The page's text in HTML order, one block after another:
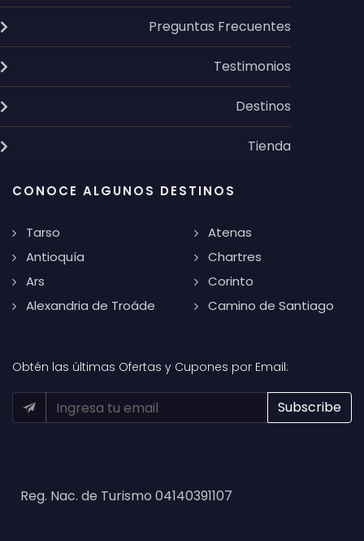
Preguntas Frecuentes
Testimonios
Destinos
Tienda
CONOCE ALGUNOS DESTINOS
Tarso
Antioquía
Ars
Alexandria de Troáde
Atenas
Chartres
Corinto
Camino de Santiago
Obtén las últimas Ofertas y Cupones por Email:
Reg. Nac. de Turismo 04140391107